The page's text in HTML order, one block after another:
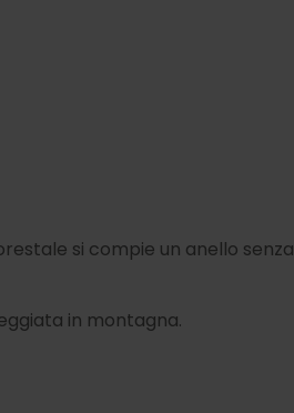
si compie un anello senza
in montagna.